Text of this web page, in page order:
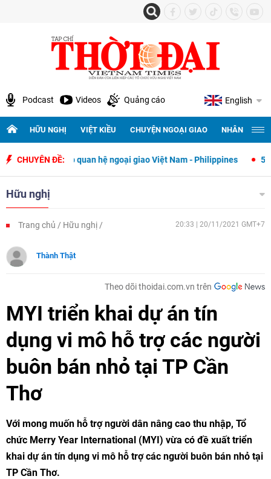
Podcast Videos Quảng cáo English
HỮU NGHỊ VIỆT KIỀU CHUYỆN NGOẠI GIAO NHÂN
CHUYÊN ĐỀ:
lập quan hệ ngoại giao Việt Nam - Philippines 500 ngày đêm
Hữu nghị
Trang chủ Hữu nghị 20:33 | 20/11/2021 GMT+7
Thành Thật
Theo dõi thoidai.com.vn trên
MYI triển khai dự án tín
dụng vi mô hỗ trợ các người
buôn bán nhỏ tại TP Cần
Thơ
Với mong muốn hỗ trợ người dân nâng cao thu nhập, Tổ
chức Merry Year International (MYI) vừa có đề xuất triển
khai dự án tín dụng vi mô hỗ trợ các người buôn bán nhỏ tại
TP Cần Thơ.